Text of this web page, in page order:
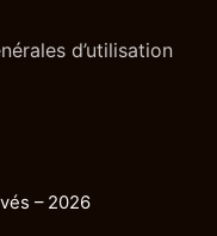
d’utilisation
– 2026